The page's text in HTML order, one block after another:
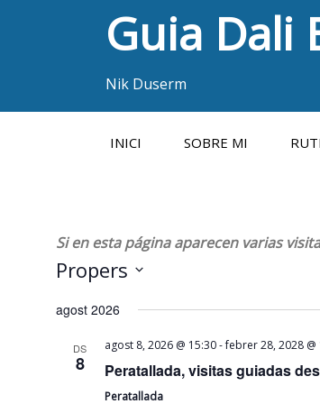
Guia Dali
Nik Duserm
INICI SOBRE MI
Si en esta página aparecen varias
Propers
una
agost 2026
DS
8
agost 8, 2026 @ 15:30-febrer 28, 2028 @
Peratallada, visitas guiadas
Peratallada